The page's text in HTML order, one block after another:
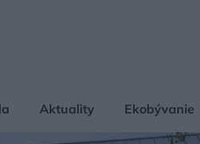
Aktuality Ekobývanie